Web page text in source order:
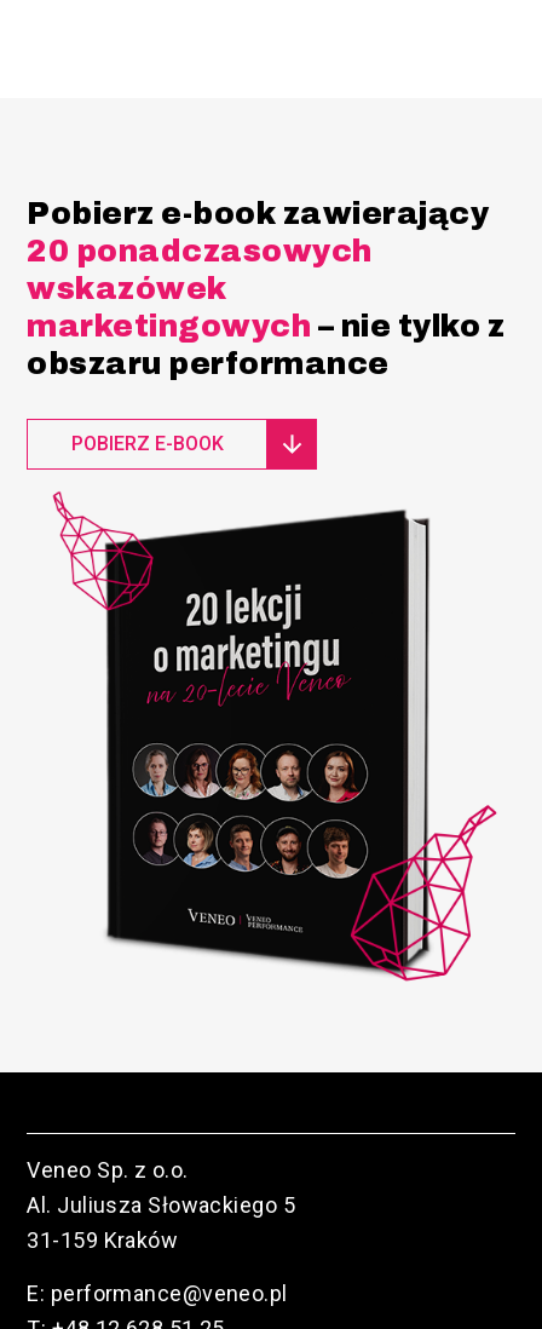
Pobierz e-book zawierający
20 ponadczasowych
wskazówek
marketingowych – nie tylko z
obszaru performance
POBIERZ E-BOOK
Veneo Sp. z o.o.
Al. Juliusza Słowackiego 5
31-159 Kraków
E: performance@veneo.pl